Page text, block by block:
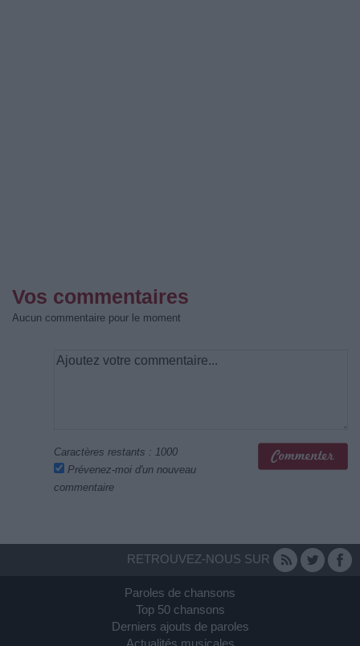
Vos commentaires
Aucun commentaire pour le moment
Caractères restants : 1000
Prévenez-moi d'un nouveau
commentaire
RETROUVEZ-NOUS SUR
Paroles de chansons
Top 50 chansons
Derniers ajouts de paroles
Actualités musicales